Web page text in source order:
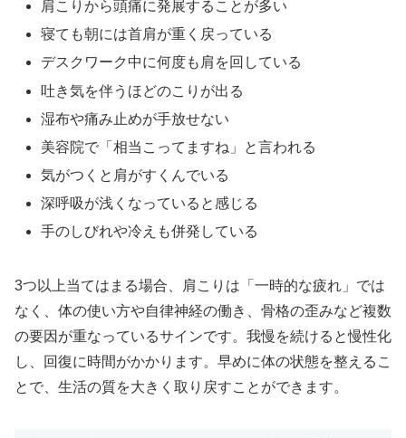
肩こりから頭痛に発展することが多い
寝ても朝には首肩が重く戻っている
デスクワーク中に何度も肩を回している
吐き気を伴うほどのこりが出る
湿布や痛み止めが手放せない
美容院で「相当こってますね」と言われる
気がつくと肩がすくんでいる
深呼吸が浅くなっていると感じる
手のしびれや冷えも併発している
3つ以上当てはまる場合、肩こりは「一時的な疲れ」では
なく、体の使い方や自律神経の働き、骨格の歪みなど複数
の要因が重なっているサインです。我慢を続けると慢性化
し、回復に時間がかかります。早めに体の状態を整えるこ
とで、生活の質を大きく取り戻すことができます。